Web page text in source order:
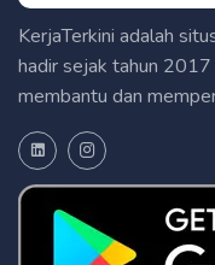
KerjaTerkini adalah
hadir sejak tahun
membantu dan